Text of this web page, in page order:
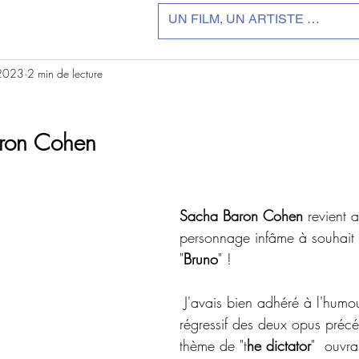
2 min de lecture
Cohen
Sacha Baron Cohen revient
personnage infâme à souhait
"Bruno" !
régressif des deux opus
thème de "the dictator"